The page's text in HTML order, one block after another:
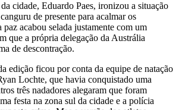
cidade, Eduardo Paes, ironizou a situação
de presente para acalmar os
acabou selada justamente com um
que a própria delegação da Austrália
de descontração.
edição ficou por conta da equipe de natação
Lochte, que havia conquistado uma
três nadadores alegaram que foram
festa na zona sul da cidade e a polícia